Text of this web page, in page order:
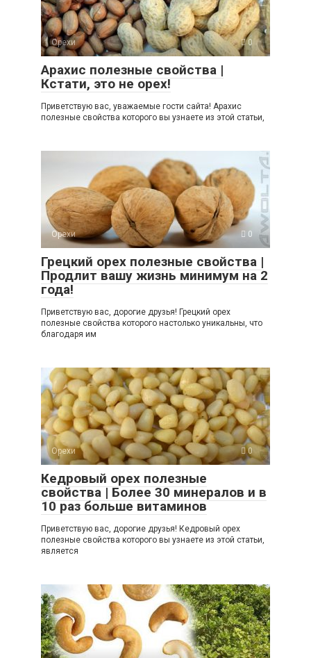
Орехи 0
Арахис полезные свойства |
Кстати, это не орех!
Приветствую вас, уважаемые гости сайта! Арахис
полезные свойства которого вы узнаете из этой статьи,
Орехи 0
Грецкий орех полезные свойства |
Продлит вашу жизнь минимум на 2
года!
Приветствую вас, дорогие друзья! Грецкий орех
полезные свойства которого настолько уникальны, что
благодаря им
Орехи 0
Кедровый орех полезные
свойства | Более 30 минералов и в
10 раз больше витаминов
Приветствую вас, дорогие друзья! Кедровый орех
полезные свойства которого вы узнаете из этой статьи,
является